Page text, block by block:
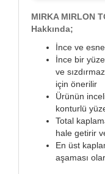
MIRKA MIRLON
Hakkında;
İnce ve
İnce bir
ve
için önerilir
Ürünün
konturlü
Total
hale getirir
En üst
aşaması